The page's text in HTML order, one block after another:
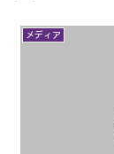
メディア